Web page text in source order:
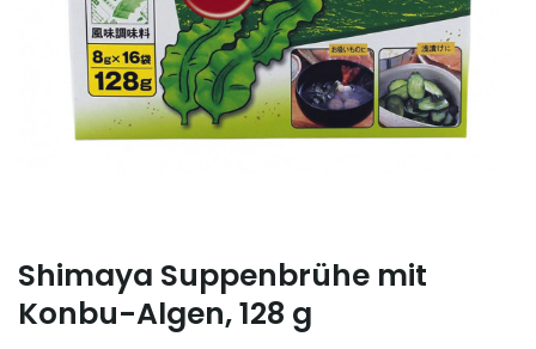
Shimaya Suppenbrühe mit
Konbu-Algen, 128 g